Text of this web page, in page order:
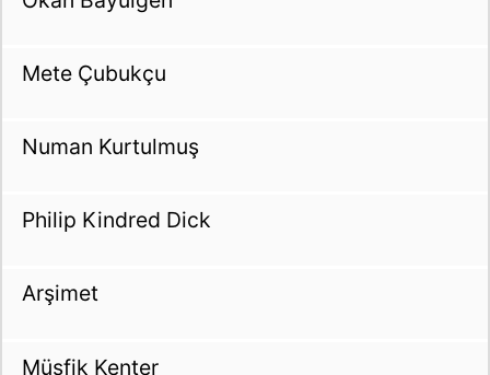
Mete Çubukçu
Numan Kurtulmuş
Philip Kindred Dick
Arşimet
Müşfik Kenter